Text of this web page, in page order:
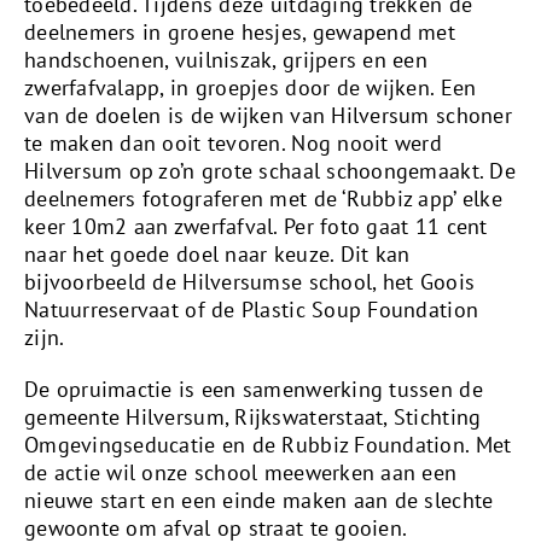
deelnemers in groene hesjes, gewapend met
handschoenen, vuilniszak, grijpers en een
zwerfafvalapp, in groepjes door de wijken. Een
van de doelen is de wijken van Hilversum schoner
te maken dan ooit tevoren. Nog nooit werd
Hilversum op zo’n grote schaal schoongemaakt. De
deelnemers fotograferen met de ‘Rubbiz app’ elke
keer 10m2 aan zwerfafval. Per foto gaat 11 cent
naar het goede doel naar keuze. Dit kan
bijvoorbeeld de Hilversumse school, het Goois
Natuurreservaat of de Plastic Soup Foundation
zijn.
De opruimactie is een samenwerking tussen de
gemeente Hilversum, Rijkswaterstaat, Stichting
Omgevingseducatie en de Rubbiz Foundation. Met
de actie wil onze school meewerken aan een
nieuwe start en een einde maken aan de slechte
gewoonte om afval op straat te gooien.